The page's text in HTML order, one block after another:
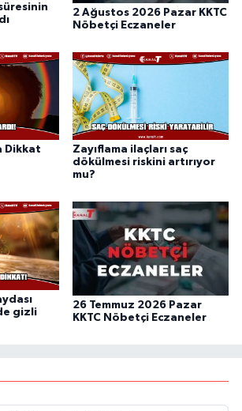
2 Ağustos 2026 Pazar KKTC
Nöbetçi Eczaneler
Dikkat
Zayıflama ilaçları saç
dökülmesi riskini artırıyor
mu?
gizli
26 Temmuz 2026 Pazar
KKTC Nöbetçi Eczaneler